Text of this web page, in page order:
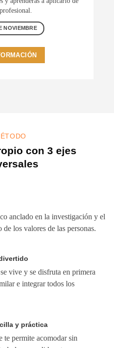
NOVIEMBRE
con 3 ejes
anclado en la investigación y el
los valores de las personas.
vive y se disfruta en primera
e integrar todos los
y práctica
te permite acomodar sin